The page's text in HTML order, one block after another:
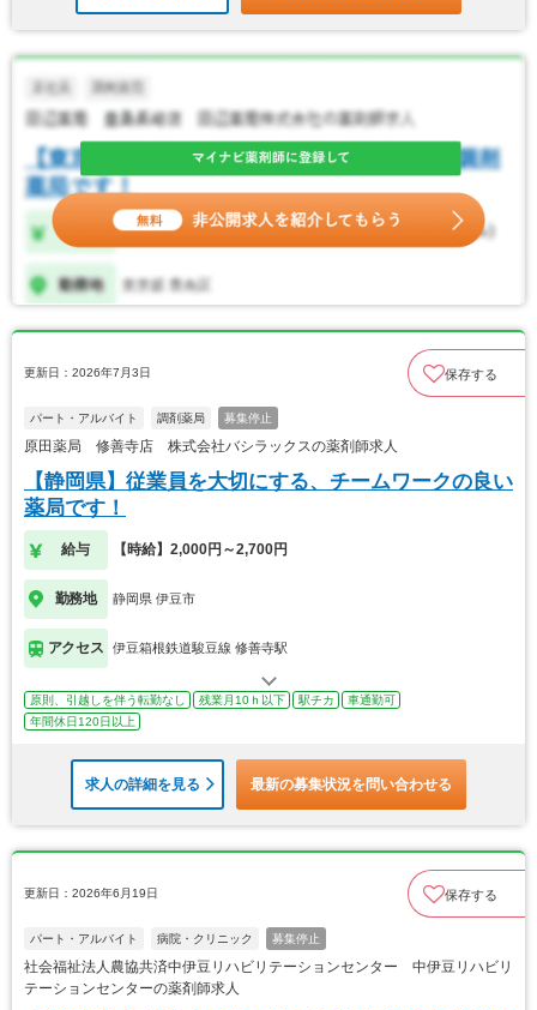
更新日：2026年7月3日 保存する
パート・アルバイト 調剤薬局 募集停止
原田薬局 修善寺店 株式会社バシラックスの薬剤師求人
【静岡県】従業員を大切にする、チームワークの良い
薬局です！
給与 【時給】2,000円～2,700円
勤務地 静岡県 伊豆市
アクセス 伊豆箱根鉄道駿豆線 修善寺駅
原則、引越しを伴う転勤なし 残業月10ｈ以下 駅チカ
車通勤可
年間休日120日以上
求人の詳細を見る 最新の募集状況を問い合わせる
更新日：2026年6月19日 保存する
パート・アルバイト 病院・クリニック 募集停止
社会福祉法人農協共済中伊豆リハビリテーションセンター 中伊豆リハビリ
テーションセンターの薬剤師求人